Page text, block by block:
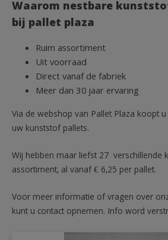
Waarom nestbare
bij pallet plaza
Ruim assortiment
Uit voorraad
Direct vanaf de fabriek
Meer dan 30 jaar ervaring
Via de webshop van Pallet Plaza koopt
uw kunststof pallets.
Wij hebben maar liefst 27 verschillende
assortiment, al vanaf € 6,25 per pallet.
Voor meer informatie of vragen over
kunt u contact opnemen. Info word